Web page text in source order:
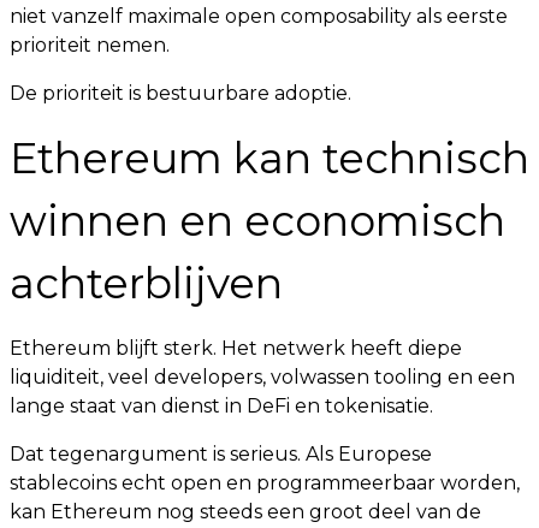
niet vanzelf maximale open composability als eerste
prioriteit nemen.
De prioriteit is bestuurbare adoptie.
Ethereum kan technisch
winnen en economisch
achterblijven
Ethereum blijft sterk. Het netwerk heeft diepe
liquiditeit, veel developers, volwassen tooling en een
lange staat van dienst in DeFi en tokenisatie.
Dat tegenargument is serieus. Als Europese
stablecoins echt open en programmeerbaar worden,
kan Ethereum nog steeds een groot deel van de